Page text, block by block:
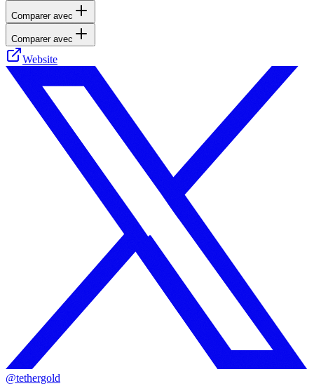
Comparer avec
Comparer avec
Website
@tethergold